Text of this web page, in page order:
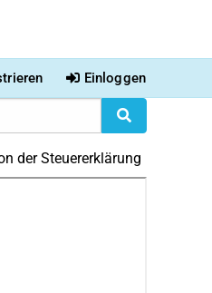
Einloggen
der Steuererklärung